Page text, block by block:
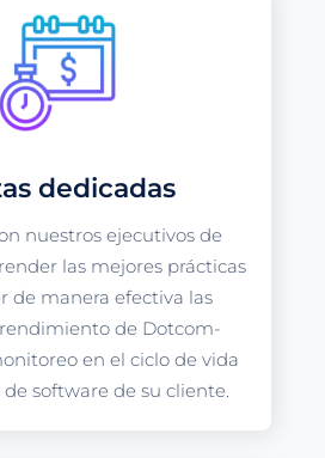
dedicadas
nuestros ejecutivos de
las mejores prácticas
de manera efectiva las
de Dotcom-
en el ciclo de vida
software de su cliente.